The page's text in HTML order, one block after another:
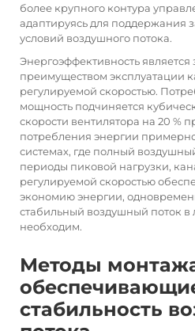
более крупного контура
адаптируясь для поддержания
условий воздушного потока.
Энергоэффективность
преимуществом эксплуатации
регулируемой скоростью.
мощность подчиняется
скорости вентилятора на 20 %
потребления энергии
системах, где полный
периоды пиковой нагрузки,
регулируемой скоростью
экономию энергии,
стабильный воздушный поток в
необходим.
Методы
стабильность